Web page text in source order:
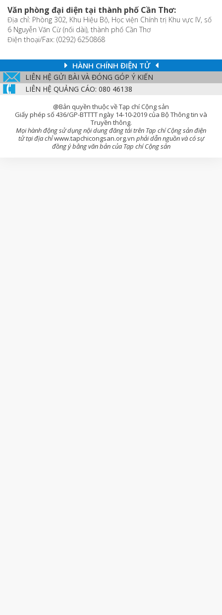
Văn phòng đại diện tại thành phố Cần Thơ:
Địa chỉ: Phòng 302, Khu Hiệu Bộ, Học viện Chính trị Khu vực IV, số
6 Nguyễn Văn Cừ (nối dài), thành phố Cần Thơ
Điện thoại/Fax: (0292) 6250868
HÀNH CHÍNH ĐIỆN TỬ
LIÊN HỆ GỬI BÀI VÀ ĐÓNG GÓP Ý KIẾN
LIÊN HỆ QUẢNG CÁO: 080 46138
@Bản quyền thuộc về Tạp chí Cộng sản
Giấy phép số 436/GP-BTTTT ngày 14-10-2019 của Bộ Thông tin và
Truyền thông.
Mọi hành động sử dụng nội dung đăng tải trên Tạp chí Cộng sản điện
tử tại địa chỉwww.tapchicongsan.org.vn phải dẫn nguồn và có sự
đồng ý bằng văn bản của Tạp chí Cộng sản